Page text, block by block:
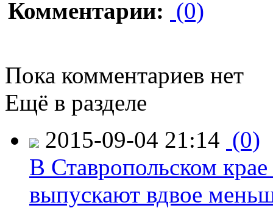
Комментарии: (0)
Пока комментариев нет
Ещё в разделе
2015-09-04 21:14 (0)
В Ставропольском
выпускают вдвое